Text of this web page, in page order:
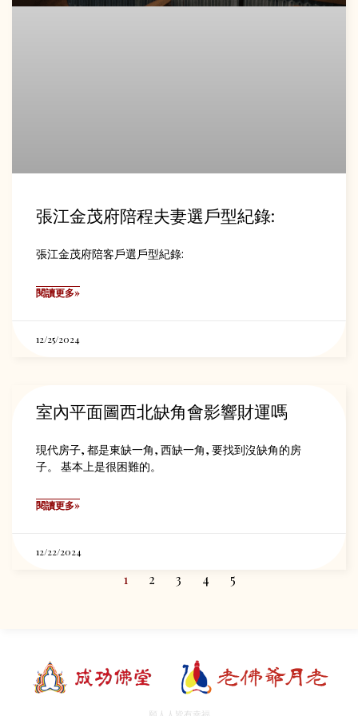
張江金茂府陪程夫妻選戶型紀錄:
張江金茂府陪客戶選戶型紀錄:
閱讀更多»
12/25/2024
室內平面圖西北缺角會影響財運嗎
現代房子, 都是東缺一角, 西缺一角, 要找到沒缺角的房
子。 基本上是很困難的。
閱讀更多»
12/22/2024
1 2 3 4 5